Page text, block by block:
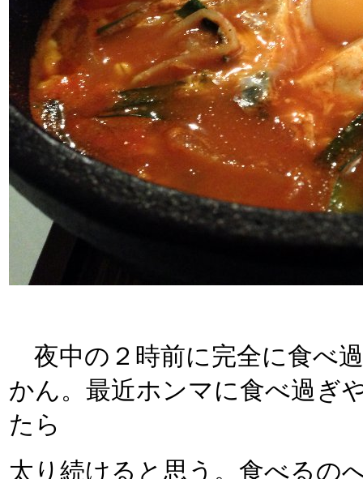
夜中の２時前に完全に食べ
かん。最近ホンマに食べ過ぎ
たら
太り続けると思う。食べるの